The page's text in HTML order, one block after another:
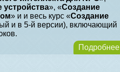
», «Создание
» и и весь курс «Создание
и в 5-й версии), включающий
Подробнее